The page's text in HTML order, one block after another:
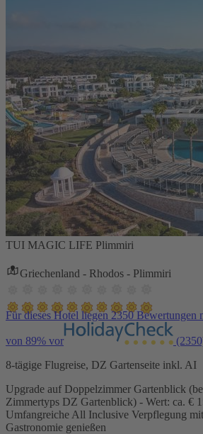
TUI MAGIC LIFE Plimmiri
Griechenland - Rhodos - Plimmiri
Für dieses Hotel liegen 2350 Bewertungen
von 89% vor
8-tägige Flugreise, DZ Gartenseite inkl. AI
Upgrade auf Doppelzimmer Gartenblick
Zimmertyps DZ Gartenblick) - Wert: ca. €
Umfangreiche All Inclusive Verpflegung
Gastronomie genießen